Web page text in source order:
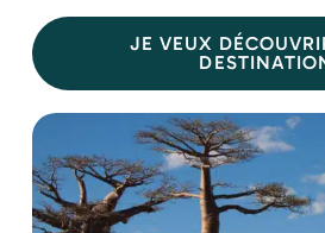
JE VEUX